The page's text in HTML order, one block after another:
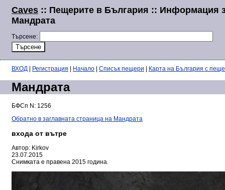
Caves :: Пещерите в България :: Информация
Мандрата
Търсене:
ВХОД Регистрация Начало Списък пещери Карта на България с
Мандрата
БФСп N: 1256
Обратно в заглавната страница на Мандрата
входа от вътре
Автор: Kirkov
23.07.2015
Снимката е правена 2015 година.